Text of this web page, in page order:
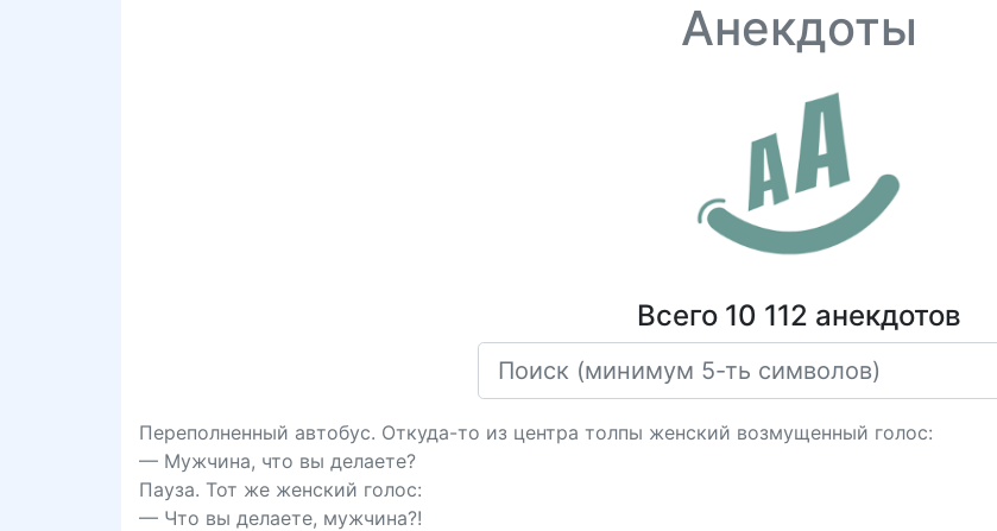
Анекдоты
Всего 10 112 анекдотов
Переполненный автобус. Откуда-то из центра толпы женский возмущенный голос:
— Мужчина, что вы делаете?
Пауза. Тот же женский голос:
— Что вы делаете, мужчина?!